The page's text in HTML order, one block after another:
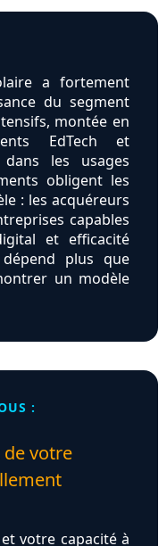
a fortement
du segment
montée en
EdTech et
les usages
obligent les
: les acquéreurs
capables
et efficacité
plus que
un modèle
:
votre
votre capacité à